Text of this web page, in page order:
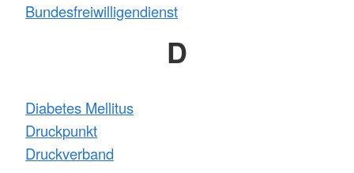
Bundesfreiwilligendienst
D
Diabetes Mellitus
Druckpunkt
Druckverband